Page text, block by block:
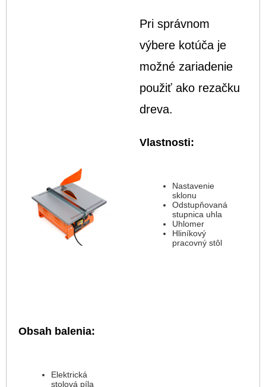
Pri správnom
výbere kotúča je
možné zariadenie
použiť ako rezačku
dreva.
Vlastnosti:
Nastavenie
sklonu
Odstupňovaná
stupnica uhla
Uhlomer
Hliníkový
pracovný stôl
Obsah balenia:
Elektrická
stolová píla